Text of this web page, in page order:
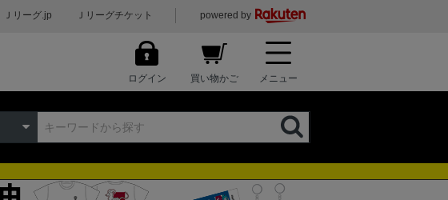
Ｊリーグ.jp Ｊリーグチケット powered by
ログイン 買い物かご メニュー